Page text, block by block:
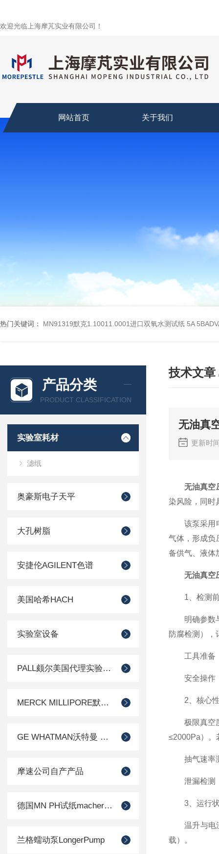
欢迎光临上海摩芃实业有限公司！
网站首页 关于我们
热门关键词： MN91319默克1.10011.0001进口双氧水测试纸 5A
产品分类
PRODUCT CLASSIFICATION
实验室耗材
滤纸
奥豪斯电子天平
大孔树脂
安捷伦AGILENT色谱
美国哈希HACH
实验室设备
PALL颇尔美国代理实验室过滤产品
MERCK MILLIPORE默克密理博产品
GE WHATMAN沃特曼 过滤产品代理
摩速公司自产产品
德国MN PH试纸macherey-nagel
兰格蠕动泵LongerPump
技术文章
无油真
更新时
无油真空
染风险，同时
该泵采用电
气体，形成负
备供气、液体
无油真空
1、检测前
明确参数与
防腐检测），
工具准备：
安全操作：
2、核心性
极限真空度
≤2000Pa）。
抽气速率测
泄漏检测：
3、运行状
温升与电流
载）。